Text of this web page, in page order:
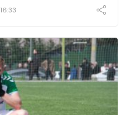
16:33